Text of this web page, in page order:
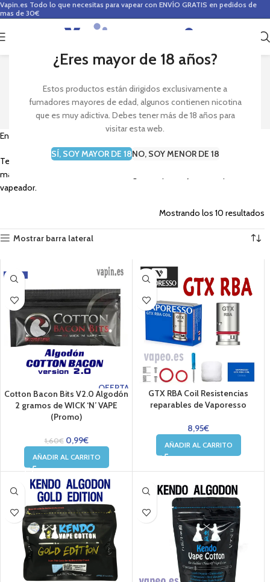
¿Eres mayor de 18 años?
Estos productos están dirigidos exclusivamente a
fumadores mayores de edad, algunos contienen nicotina
que es muy adictiva. Debes tener más de 18 años para
visitar esta web.
SÍ, SOY MAYOR DE 18NO, SOY MENOR DE 18
Vapin.es Todo lo que necesitas para vapear con ENVÍO GRATIS en pedidos de
mas de 30€
0
ALGODÓN
Encuentra algodones para vapeo para montar tus resistencias.
Tenemos algodones para vapeo de gran calidad y de las mejores
marcas del mercado. Encuentra el algodón que mejor se adapte a tu
vapeador.
Mostrando los 10 resultados
Mostrar barra lateral
-38%
OFERTA
Cotton Bacon Bits V2.0 Algodón
2 gramos de WICK ‘N’ VAPE
(Promo)
1,60€ 0,99€
AÑADIR AL CARRITO
GTX RBA Coil Resistencias
reparables de Vaporesso
8,95€
AÑADIR AL CARRITO